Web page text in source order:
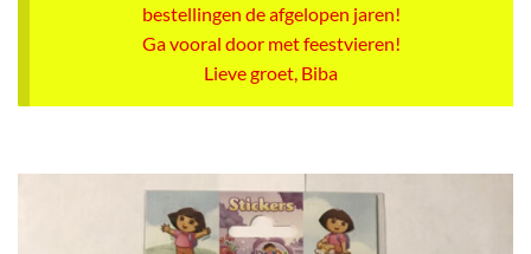
bestellingen de afgelopen jaren!
Ga vooral door met feestvieren!
Lieve groet, Biba